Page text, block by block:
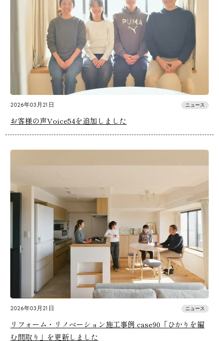
2026年03月21日 ニュース
お客様の声Voice54を追加しました
2026年03月21日 ニュース
リフォーム・リノベーション施工事例 case90「ひかりを編
む間取り」を更新しました